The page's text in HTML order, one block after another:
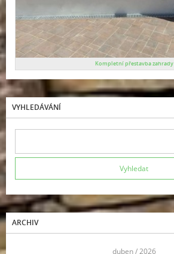
Kompletní přestavba zahrady
VYHLEDÁVÁNÍ
ARCHIV
duben / 2026